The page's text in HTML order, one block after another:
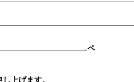
ペ
上げます。